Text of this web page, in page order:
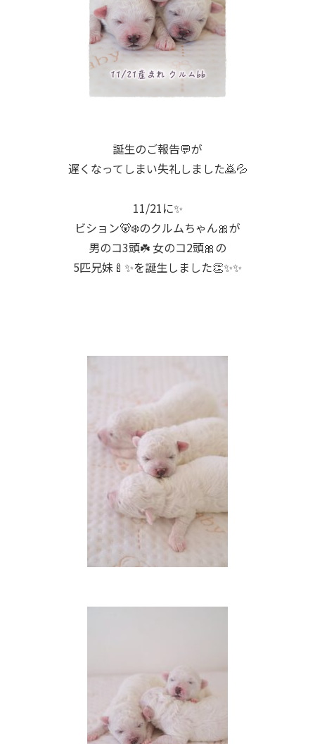
誕生のご報告💬が
遅くなってしまい失礼しました🙇💦
11/21に✨
ビション🐻‍❄️のクルムちゃん🎀が
男のコ3頭☘️ 女のコ2頭🎀の
5匹兄妹🍼✨を誕生しました👏✨✨